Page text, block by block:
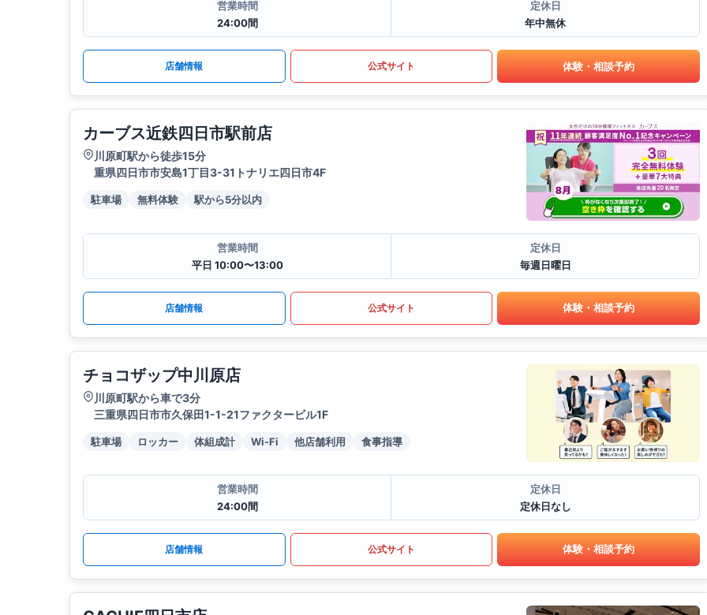
営業時間
24:00間
定休日
年中無休
店舗情報 公式サイト 体験・相談予約
カーブス近鉄四日市駅前店
川原町駅から徒歩15分
重県四日市市安島1丁目3-31トナリエ四日市4F
駐車場 無料体験 駅から5分以内
営業時間
平日 10:00〜13:00
定休日
毎週日曜日
店舗情報 公式サイト 体験・相談予約
チョコザップ中川原店
川原町駅から車で3分
三重県四日市市久保田1-1-21ファクタービル1F
駐車場 ロッカー 体組成計 Wi-Fi 他店舗利用 食事指導
営業時間
24:00間
定休日
定休日なし
店舗情報 公式サイト 体験・相談予約